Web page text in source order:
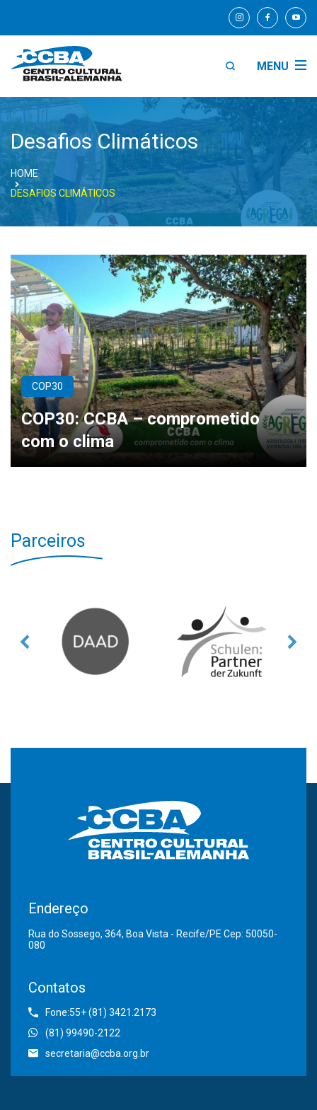
MENU
Desafios Climáticos
HOME
DESAFIOS CLIMÁTICOS
COP30
COP30: CCBA – comprometido
com o clima
Parceiros
Endereço
Rua do Sossego, 364, Boa Vista - Recife/PE Cep: 50050-
080
Contatos
Fone:55+ (81) 3421.2173
(81) 99490-2122
secretaria@ccba.org.br